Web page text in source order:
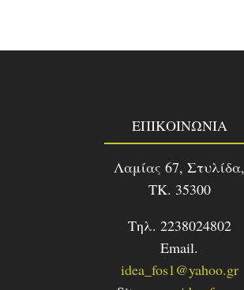
ΕΠΙΚΟΙΝΩΝΙΑ
Λαμίας 67, Στυλίδα,
TK. 35300
Τηλ. 2238024802
Email.
idea_fos1@yahoo.gr